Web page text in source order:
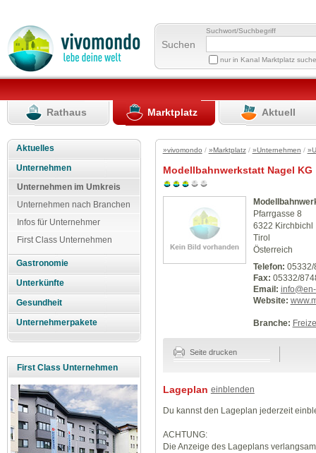
Suchen
Suchwort/Suchbegriff
nur in Kanal Marktplatz
Rathaus Marktplatz Aktuell
Aktuelles
Unternehmen
Unternehmen im Umkreis
Unternehmen nach Branchen
Infos für Unternehmer
First Class Unternehmen
Gastronomie
Unterkünfte
Gesundheit
Unternehmerpakete
First Class Unternehmen
»vivomondo / »Marktplatz/ »Unternehmen /
Modellbahnwerkstatt Nagel KG
Pfarrgasse 8
6322 Kirchbichl
Tirol
Österreich
Telefon: 05332/
Fax: 05332/
Email:
Website:
Branche:
Seite drucken
Lageplan einblenden
Du kannst den Lageplan jederzeit
ACHTUNG:
Die Anzeige des Lageplans